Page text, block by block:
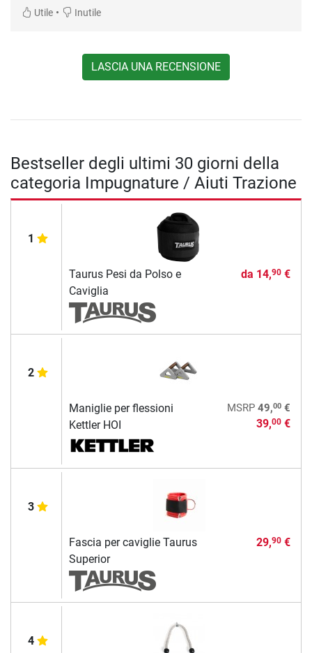
Utile • Inutile
LASCIA UNA RECENSIONE
Bestseller degli ultimi 30 giorni della
categoria Impugnature / Aiuti Trazione
1
Taurus Pesi da Polso e
Caviglia
da 14,90€
2
Maniglie per flessioni
Kettler HOI
MSRP 49,00€
39,00€
3
Fascia per caviglie Taurus
Superior
29,90€
4